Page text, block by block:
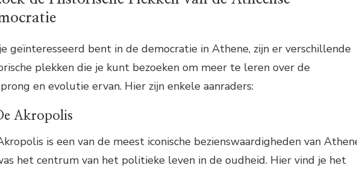
geïnteresseerd bent in de democratie in Athene, zijn er verschillende
plekken die je kunt bezoeken om meer te leren over de
en evolutie ervan. Hier zijn enkele aanraders:
Akropolis
is een van de meest iconische bezienswaardigheden van
het centrum van het politieke leven in de oudheid. Hier vind je het